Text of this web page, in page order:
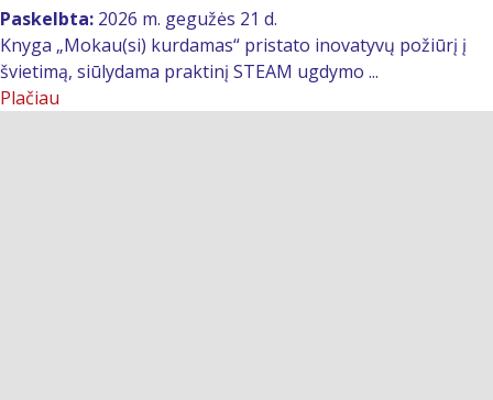
Paskelbta: 2026 m. gegužės 21 d.
Knyga „Mokau(si) kurdamas“ pristato inovatyvų požiūrį į
švietimą, siūlydama praktinį STEAM ugdymo ...
Plačiau